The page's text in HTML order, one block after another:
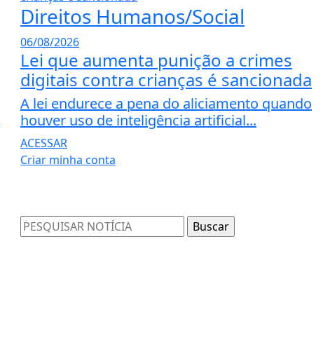
Direitos Humanos/Social
06/08/2026
Lei que aumenta punição a crimes
digitais contra crianças é sancionada
A lei endurece a pena do aliciamento quando
houver uso de inteligência artificial...
ACESSAR
Criar minha conta